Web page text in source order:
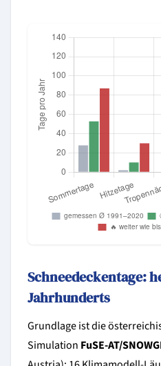
Schneedeckentage:
Jahrhunderts
Grundlage ist die
Simulation FuSE-AT/